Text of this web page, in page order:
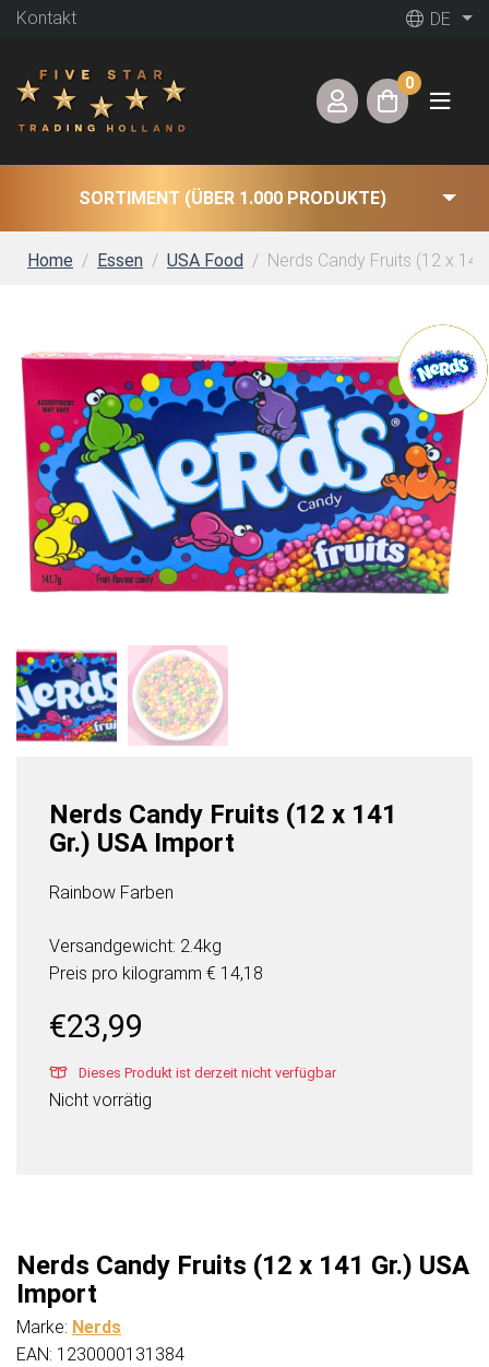
Kontakt DE
0
SORTIMENT (ÜBER 1.000 PRODUKTE)
Home Essen USA Food Nerds Candy Fruits (12 x
Nerds Candy Fruits (12 x 141
Gr.) USA Import
Rainbow Farben
Versandgewicht: 2.4kg
Preis pro kilogramm € 14,18
€23,99
Dieses Produkt ist derzeit nicht verfügbar
Nicht vorrätig
Nerds Candy Fruits (12 x 141 Gr.) USA
Import
Marke: Nerds
EAN: 1230000131384